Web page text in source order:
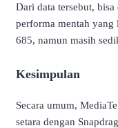
Dari data tersebut,
performa mentah
685, namun masih
Kesimpulan
Secara umum,
setara dengan